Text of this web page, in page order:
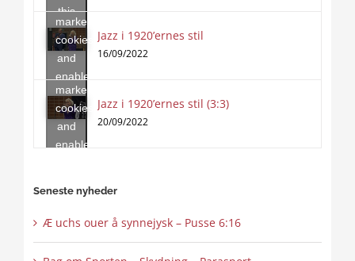
this
content
marketing
cookies
and
enable
this
content
Jazz i 1920’ernes stil
16/09/2022
Click
to
accept
marketing
cookies
and
enable
Jazz i 1920’ernes stil (3:3)
20/09/2022
Seneste nyheder
Æ uchs ouer å synnejysk – Pusse 6:16